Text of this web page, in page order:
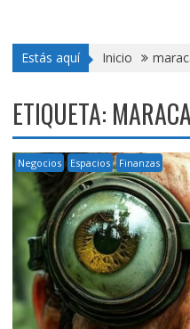
Estás aquí Inicio
ETIQUETA:
Negocios Espacios Finanzas